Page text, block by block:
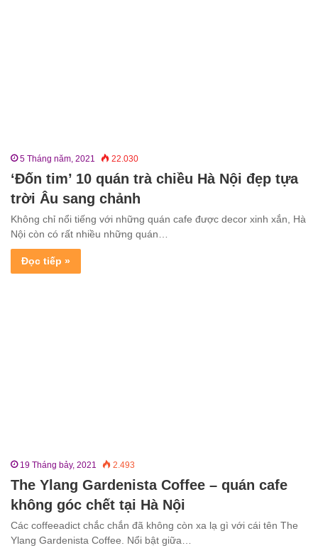
5 Tháng năm, 2021 22.030
‘Đốn tim’ 10 quán trà chiều Hà Nội đẹp tựa
trời Âu sang chảnh
Không chỉ nổi tiếng với những quán cafe được decor xinh xắn, Hà
Nội còn có rất nhiều những quán…
Đọc tiếp »
19 Tháng bảy, 2021 2.493
The Ylang Gardenista Coffee – quán cafe
không góc chết tại Hà Nội
Các coffeeadict chắc chắn đã không còn xa lạ gì với cái tên The
Ylang Gardenista Coffee. Nổi bật giữa…